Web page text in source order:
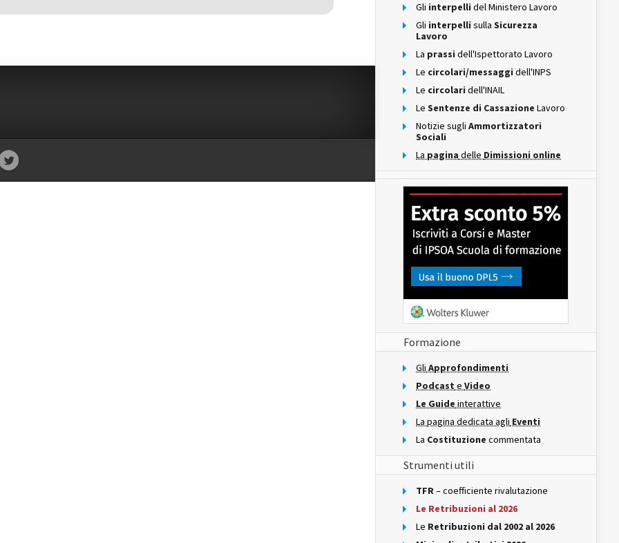
Gli interpelli del Ministero Lavoro
Gli interpelli sulla Sicurezza
Lavoro
La prassi dell'Ispettorato Lavoro
Le circolari/messaggi dell'INPS
Le circolari dell'INAIL
Le Sentenze di Cassazione Lavoro
Notizie sugli Ammortizzatori
Sociali
La pagina delle Dimissioni online
Formazione
Gli Approfondimenti
Podcast e Video
Le Guide interattive
La pagina dedicata agli Eventi
La Costituzione commentata
Strumenti utili
TFR– coefficiente rivalutazione
Le Retribuzioni al 2026
Le Retribuzioni dal 2002 al 2026